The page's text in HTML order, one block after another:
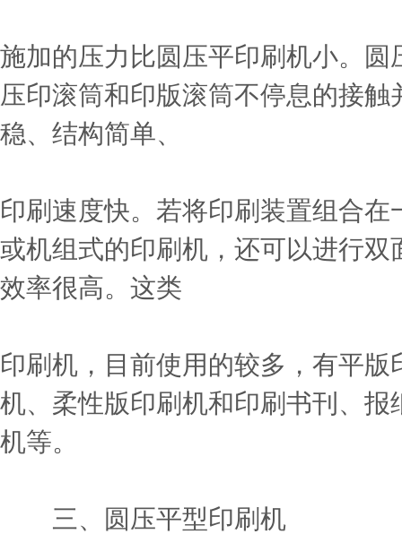
施加的压力比圆压平印刷机小。圆
压印滚筒和印版滚筒不停息的接触
稳、结构简单、
印刷速度快。若将印刷装置组合在
或机组式的印刷机，还可以进行双
效率很高。这类
印刷机，目前使用的较多，有平版
机、柔性版印刷机和印刷书刊、报
机等。
三、圆压平型印刷机